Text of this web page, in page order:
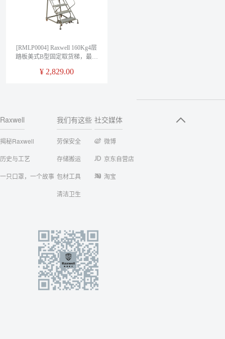
[RMLP0004] Raxwell 160Kg4层
踏板美式B型固定取货梯，最高
¥ 2,829.00
Raxwell
揭秘Raxwell
历史与工艺
一只口罩，一个故事
我们有这些
劳保安全
存储搬运
包材工具
清洁卫生
社交媒体
微博
京东自营店
淘宝